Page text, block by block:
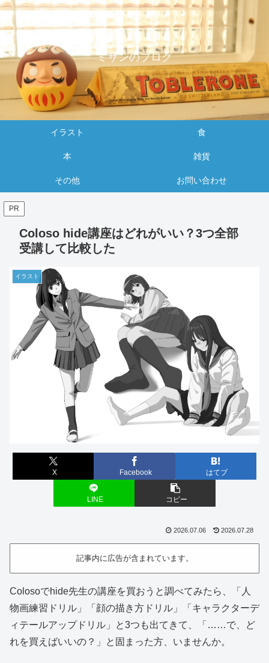
ミサンのブログ
イラスト 食
本 雑貨
その他 お問い合わせ
PR
Coloso hide講座はどれがいい？3つ全部
受講して比較した
イラスト
X Facebook はてブ
LINE コピー
2026.07.06 2026.07.28
記事内に広告が含まれています。
Colosoでhide先生の講座を買おうと調べてみたら、「人
物画練習ドリル」「顔の描き方ドリル」「キャラクターデ
ィテールアップドリル」と3つも出てきて、「……で、ど
れを買えばいいの？」と固まった方、いませんか。